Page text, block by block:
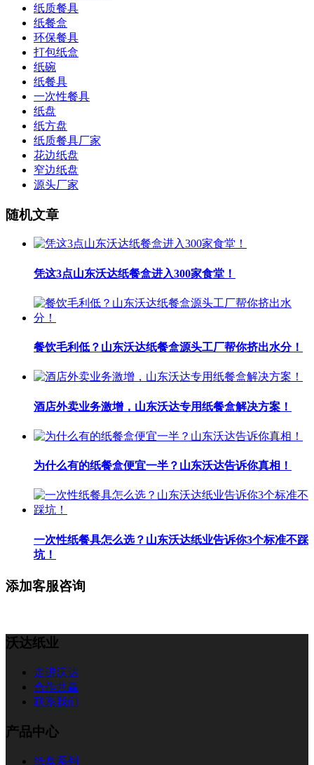
纸质餐具
纸餐盒
环保餐具
打包纸盒
纸碗
纸餐具
一次性餐具
纸盘
纸方盘
纸质餐具厂家
花边纸盘
窄边纸盘
源头厂家
随机文章
凭这3点山东沃达纸餐盒进入300家食堂！
餐饮毛利低？山东沃达纸餐盒源头工厂帮你挤出水分！
酒店外卖业务激增，山东沃达专用纸餐盒解决方案！
为什么有的纸餐盒便宜一半？山东沃达告诉你真相！
一次性纸餐具怎么选？山东沃达纸业告诉你3个标准不踩
坑！
添加客服咨询
沃达纸业
走进沃达
合作共赢
联系我们
产品中心
纸盘系列